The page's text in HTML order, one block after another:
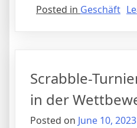
Posted in Geschäft
Scrabble-
in der
Posted on June 10, 2023